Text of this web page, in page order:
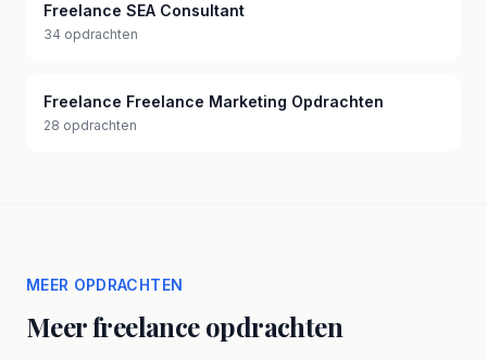
Freelance SEA Consultant
34 opdrachten
Freelance Freelance Marketing Opdrachten
28 opdrachten
MEER OPDRACHTEN
Meer freelance opdrachten